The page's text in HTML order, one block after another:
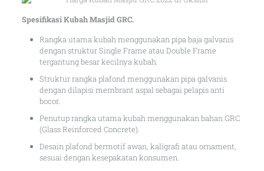
Spesifikasi Kubah Masjid GRC.
Rangka utama kubah menggunakan pipa baja galvanis
dengan struktur Single Frame atau Double Frame
tergantung besar kecilnya kubah.
Struktur rangka plafond menggunakan pipa galvanis
dengan dilapisi membrant aspal sebagai pelapis anti
bocor.
Penutup rangka utama kubah menggunakan bahan GRC
(Glass Reinforced Concrete).
Desain plafond bermotif awan, kaligrafi atau ornament,
sesuai dengan kesepakatan konsumen.